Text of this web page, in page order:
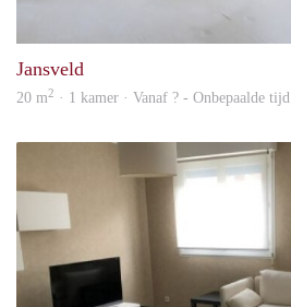
Jansveld
20 m2 · 1 kamer · Vanaf ? - Onbepaalde tijd